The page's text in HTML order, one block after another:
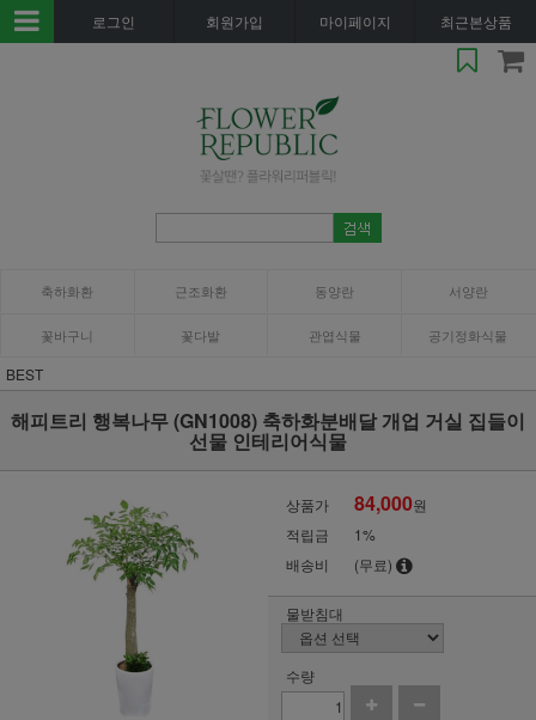
로그인 회원가입 마이페이지 최근본상품
축하화환 근조화환 동양란 서양란
꽃바구니 꽃다발 관엽식물 공기정화식물
BEST
해피트리 행복나무 (GN1008) 축하화분배달 개업 거실 집들이
선물 인테리어식물
상품가 84,000원
적립금
1%
배송비
(무료)
물받침대
수량